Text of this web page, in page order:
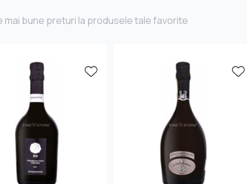
mai bune preturi la produsele tale favorite